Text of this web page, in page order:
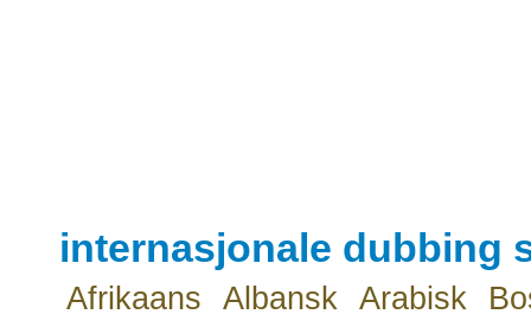
internasjonale dubbing
Afrikaans Albansk Arabisk